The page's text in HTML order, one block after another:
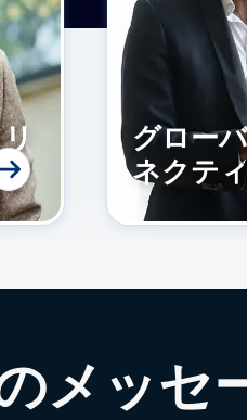
グロー
ネクテ
メッセ